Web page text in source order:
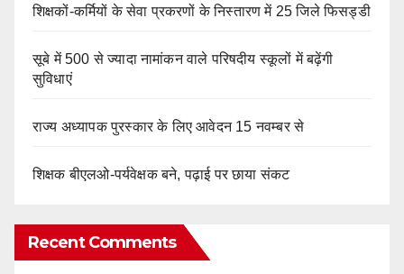
शिक्षकों-कर्मियों के सेवा प्रकरणों के निस्तारण में 25 जिले फिसड्डी
सूबे में 500 से ज्यादा नामांकन वाले परिषदीय स्कूलों में बढ़ेंगी
सुविधाएं
राज्य अध्यापक पुरस्कार के लिए आवेदन 15 नवम्बर से
शिक्षक बीएलओ-पर्यवेक्षक बने, पढ़ाई पर छाया संकट
Recent Comments